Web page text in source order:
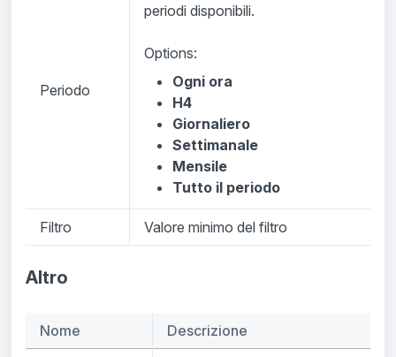
Periodo
periodi disponibili.
Options:
Ogni ora
H4
Giornaliero
Settimanale
Mensile
Tutto il periodo
Filtro Valore minimo del filtro
Altro
Nome Descrizione